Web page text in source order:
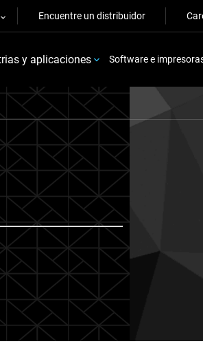
Encuentre un distribuidor
y aplicaciones Software e